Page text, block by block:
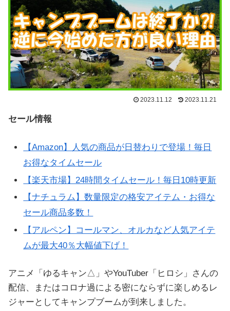
2023.11.12 2023.11.21
セール情報
【Amazon】人気の商品が日替わりで登場！毎日
お得なタイムセール
【楽天市場】24時間タイムセール！毎日10時更新
【ナチュラム】数量限定の格安アイテム・お得な
セール商品多数！
【アルペン】コールマン、オルカなど人気アイテ
ムが最大40％大幅値下げ！
アニメ「ゆるキャン△」やYouTuber「ヒロシ」さんの
配信、またはコロナ過による密にならずに楽しめるレ
ジャーとしてキャンプブームが到来しました。